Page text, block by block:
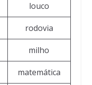
louco
rodovia
milho
matemática